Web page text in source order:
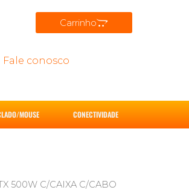
Carrinho
Fale conosco
MOUSE CONECTIVIDADE
500W C/CAIXA C/CABO